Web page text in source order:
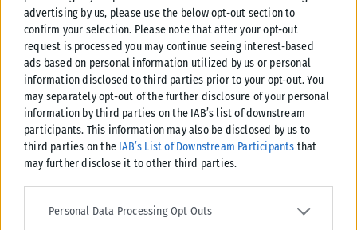
advertising by us, please use the below opt-out section to
confirm your selection. Please note that after your opt-out
request is processed you may continue seeing interest-based
ads based on personal information utilized by us or personal
information disclosed to third parties prior to your opt-out. You
may separately opt-out of the further disclosure of your personal
information by third parties on the IAB’s list of downstream
participants. This information may also be disclosed by us to
third parties on the IAB’s List of Downstream Participants that
may further disclose it to other third parties.
Please note that this website/app uses one or more Google
services and may gather and store information including but not
Personal Data Processing Opt Outs
ΠΟΛΙΤΙΚΉ
Υπογράφηκε η συμφωνία για την ηλεκτρική διασύνδεση
Ελλάδας-Κύπρου με τη Meridiam
Yπεγράφη το απόγευμα της Τετάρτης (5/8) η ανάληψη του έργου της